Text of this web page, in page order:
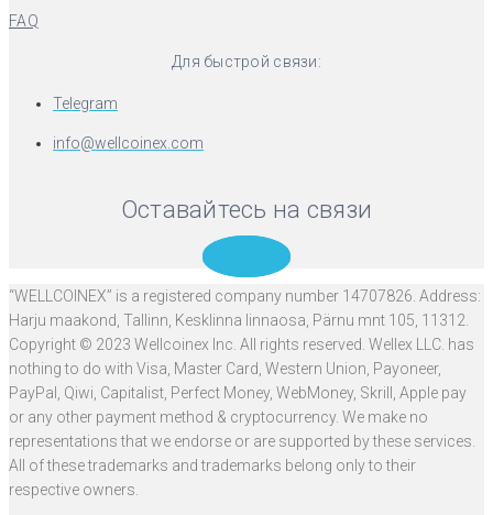
FAQ
Для быстрой связи:
Telegram
info@wellcoinex.com
Оставайтесь на связи
“WELLCOINEX” is a registered company number 14707826. Address:
Harju maakond, Tallinn, Kesklinna linnaosa, Pärnu mnt 105, 11312.
Copyright © 2023 Wellcoinex Inc. All rights reserved. Wellex LLC. has
nothing to do with Visa, Master Card, Western Union, Payoneer,
PayPal, Qiwi, Capitalist, Perfect Money, WebMoney, Skrill, Apple pay
or any other payment method & cryptocurrency. We make no
representations that we endorse or are supported by these services.
All of these trademarks and trademarks belong only to their
respective owners.